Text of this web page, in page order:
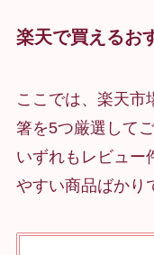
楽天で買えるお
ここでは、楽天市
箸を5つ厳選して
いずれもレビュー
やすい商品ばかり